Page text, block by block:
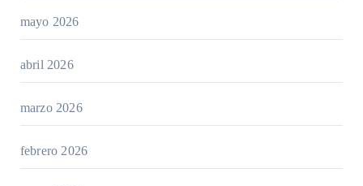
mayo 2026
abril 2026
marzo 2026
febrero 2026